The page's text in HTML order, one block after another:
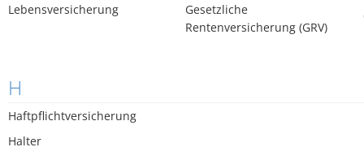
Lebensversicherung
Gesetzliche
Rentenversicherung (GRV)
H
Haftpflichtversicherung
Halter